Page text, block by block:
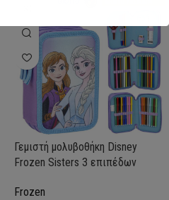
Γεμιστή μολυβοθήκη Disney
Frozen Sisters 3 επιπέδων
Frozen